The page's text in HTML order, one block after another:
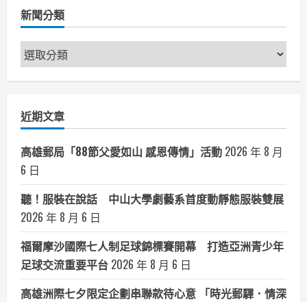
新聞分類
新
聞
近期文章
高雄郵局「88節父愛如山 感恩傳情」活動 2026 年 8 月
6 日
聽！服裝在說話 中山大學劇藝系首度動靜態服裝雙展
2026 年 8 月 6 日
福爾摩沙國際七人制足球錦標賽開幕 打造亞洲青少年
足球交流重要平台 2026 年 8 月 6 日
高雄洲際七夕限定企劃串聯款待心意 「時光郵驛．情深